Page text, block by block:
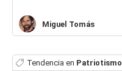
Miguel Tomás
Tendencia en Patriotismo